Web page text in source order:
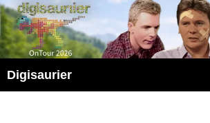
Zum
Inhalt
springen
Digisaurier